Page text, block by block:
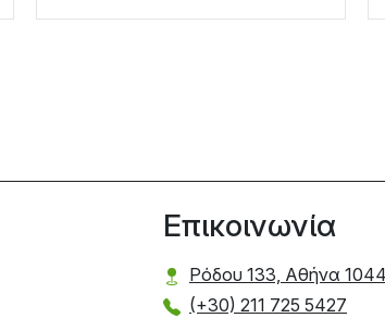
Επικοινωνία
Ρόδου 133, Αθήνα
(+30) 211 725 5427